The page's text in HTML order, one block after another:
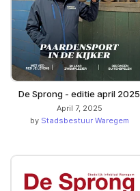
De Sprong - editie april 2025
April 7, 2025
by Stadsbestuur Waregem